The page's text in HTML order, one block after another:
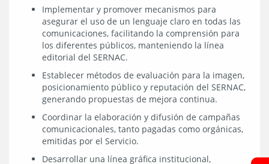
Implementar y promover mecanismos para
asegurar el uso de un lenguaje claro en todas las
comunicaciones, facilitando la comprensión para
los diferentes públicos, manteniendo la línea
editorial del SERNAC.
Establecer métodos de evaluación para la imagen,
posicionamiento público y reputación del SERNAC,
generando propuestas de mejora continua.
Coordinar la elaboración y difusión de campañas
comunicacionales, tanto pagadas como orgánicas,
emitidas por el Servicio.
Desarrollar una línea gráfica institucional,